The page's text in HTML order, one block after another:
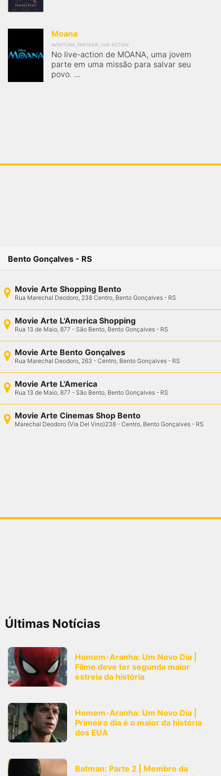
Moana
AVENTURA, FANTASIA, LIVE-ACTION
No live-action de MOANA, uma jovem
parte em uma missão para salvar seu
povo. ...
Bento Gonçalves - RS
Movie Arte Shopping Bento
Rua Marechal Deodoro, 238 Centro, Bento Gonçalves - RS
Movie Arte L'America Shopping
Rua 13 de Maio, 877 - São Bento, Bento Gonçalves - RS
Movie Arte Bento Gonçalves
Rua Marechal Deodoro, 263 - Centro, Bento Gonçalves - RS
Movie Arte L'America
Rua 13 de Maio, 877 - São Bento, Bento Gonçalves - RS
Movie Arte Cinemas Shop Bento
Marechal Deodoro (Via Del Vino)238 - Centro, Bento Gonçalves - RS
Últimas Notícias
Homem-Aranha: Um Novo Dia |
Filme deve ter segunda maior
estreia da história
Homem-Aranha: Um Novo Dia |
Primeiro dia é o maior da história
dos EUA
Batman: Parte 2 | Membro da